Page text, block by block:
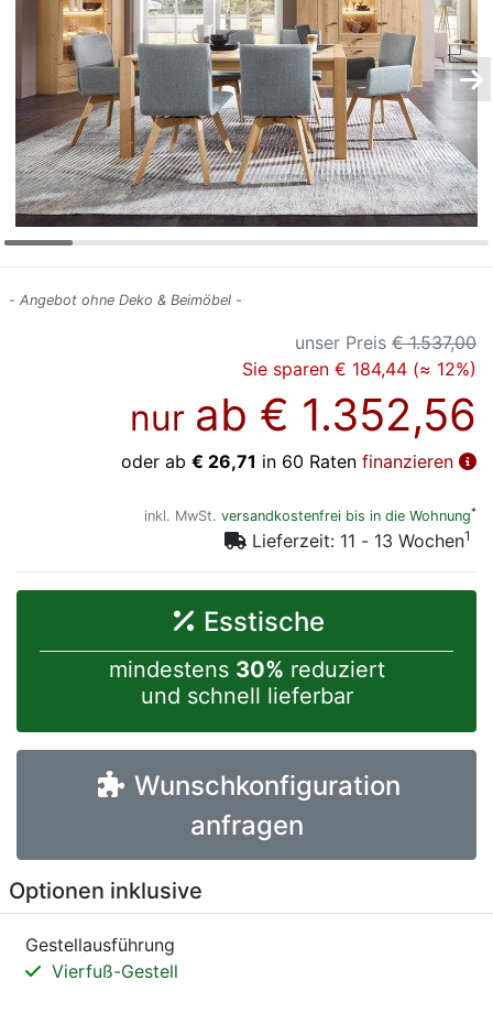
- Angebot ohne Deko & Beimöbel -
unser Preis € 1.537,00
Sie sparen € 184,44 (≈ 12%)
nur ab € 1.352,56
oder ab € 26,71 in 60 Raten finanzieren
inkl. MwSt. versandkostenfrei bis in die Wohnung*
Lieferzeit: 11 - 13 Wochen1
Esstische
mindestens 30% reduziert
und schnell lieferbar
Wunschkonfiguration
anfragen
Optionen inklusive
Gestellausführung
Vierfuß-Gestell
Konfigurator
0%
Finanzierung
Markenwelt
Letz-
Deals